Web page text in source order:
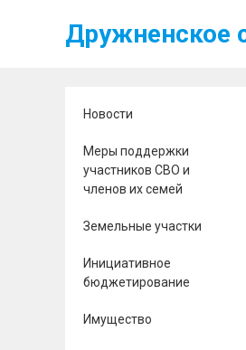
Дружненское
Новости
Меры поддержки
участников СВО и
членов их семей
Земельные участки
Инициативное
бюджетирование
Имущество